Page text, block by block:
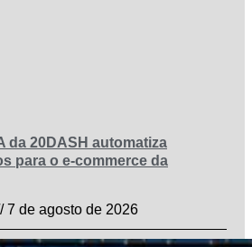
da 20DASH automatiza
para o e-commerce da
7 de agosto de 2026